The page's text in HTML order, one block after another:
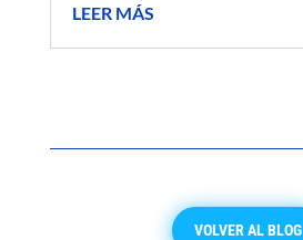
LEER MÁS
VOLVER AL BLOG